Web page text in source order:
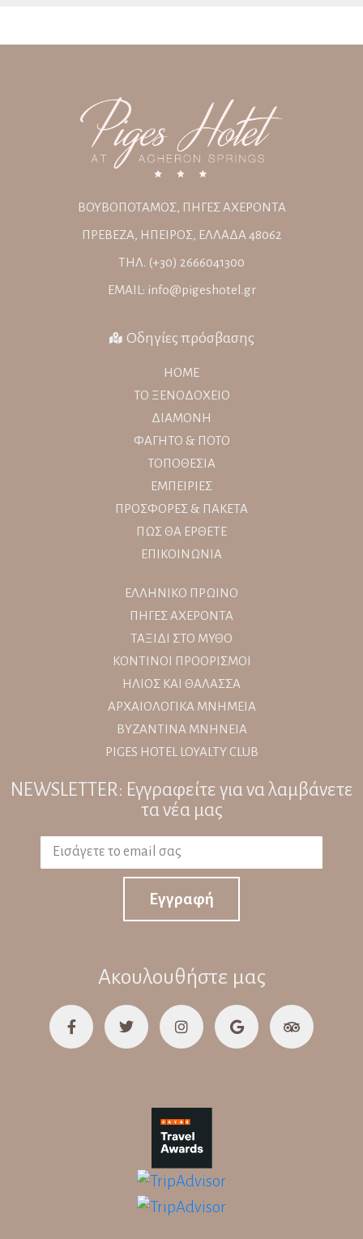
ΒΟΥΒΟΠΟΤΑΜΟΣ, ΠΗΓΕΣ ΑΧΕΡΟΝΤΑ
ΠΡΕΒΕΖΑ, ΗΠΕΙΡΟΣ, ΕΛΛΑΔΑ 48062
ΤΗΛ. (+30) 2666041300
EMAIL: info@pigeshotel.gr
Οδηγίες πρόσβασης
HOME
ΤΟ ΞΕΝΟΔΟΧΕΙΟ
ΔΙΑΜΟΝΗ
ΦΑΓΗΤΟ & ΠΟΤΟ
ΤΟΠΟΘΕΣΙΑ
ΕΜΠΕΙΡΙΕΣ
ΠΡΟΣΦΟΡΕΣ & ΠΑΚΕΤΑ
ΠΩΣ ΘΑ ΕΡΘΕΤΕ
ΕΠΙΚΟΙΝΩΝΙΑ
ΕΛΛΗΝΙΚΟ ΠΡΩΙΝΟ
ΠΗΓΕΣ ΑΧΕΡΟΝΤΑ
ΤΑΞΙΔΙ ΣΤΟ ΜΥΘΟ
ΚΟΝΤΙΝΟΙ ΠΡΟΟΡΙΣΜΟΙ
ΗΛΙΟΣ ΚΑΙ ΘΑΛΑΣΣΑ
ΑΡΧΑΙΟΛΟΓΙΚΑ ΜΝΗΜΕΙΑ
ΒΥΖΑΝΤΙΝΑ ΜΝΗΝΕΙΑ
PIGES HOTEL LOYALTY CLUB
NEWSLETTER: Εγγραφείτε για να λαμβάνετε
τα νέα μας
Εγγραφή
Ακουλουθήστε μας